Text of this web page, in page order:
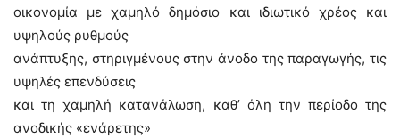
οικονομία με χαμηλό δημόσιο και ιδιωτικό χρέος και
υψηλούς ρυθμούς
ανάπτυξης, στηριγμένους στην άνοδο της παραγωγής, τις
υψηλές επενδύσεις
και τη χαμηλή κατανάλωση, καθ’ όλη την περίοδο της
ανοδικής «ενάρετης»